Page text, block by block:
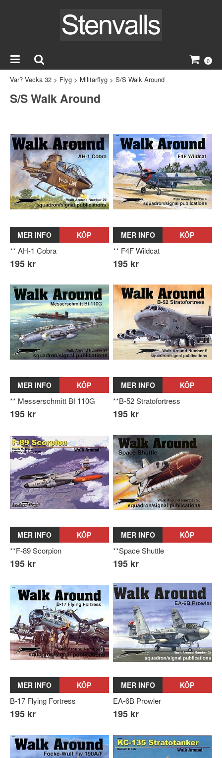
0
Var? Vecka 32 > Flyg > Militärflyg > S/S Walk Around
S/S Walk Around
MER INFO KÖP
** AH-1 Cobra
195 kr
MER INFO KÖP
** F4F Wildcat
195 kr
MER INFO KÖP
** Messerschmitt Bf 110G
195 kr
MER INFO KÖP
**B-52 Stratofortress
195 kr
MER INFO KÖP
**F-89 Scorpion
195 kr
MER INFO KÖP
**Space Shuttle
195 kr
MER INFO KÖP
B-17 Flying Fortress
195 kr
MER INFO KÖP
EA-6B Prowler
195 kr